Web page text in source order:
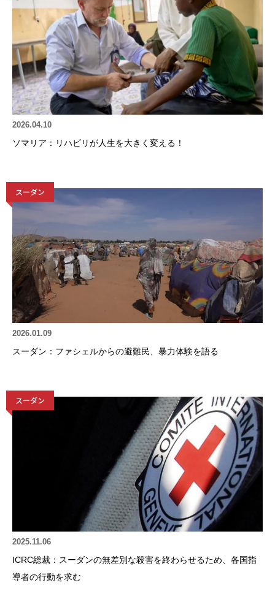
2026.04.10
ソマリア：リハビリが人生を大きく変える！
スーダン
2026.01.09
スーダン：ファシェルからの避難民、暴力体験を語る
スーダン
2025.11.06
ICRC総裁：スーダンの無差別な殺害を終わらせるため、各国指
導者の行動を求む